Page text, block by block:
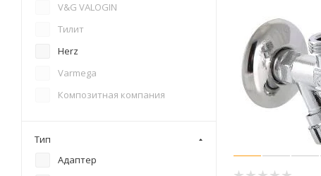
V&G VALOGIN
Тилит
Herz
Varmega
Композитная компания
Тип
Адаптер